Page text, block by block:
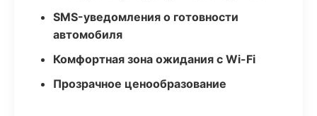
SMS-уведомления о готовности
автомобиля
Комфортная зона ожидания с Wi-Fi
Прозрачное ценообразование